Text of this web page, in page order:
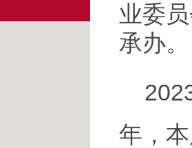
业委
承办。
年，